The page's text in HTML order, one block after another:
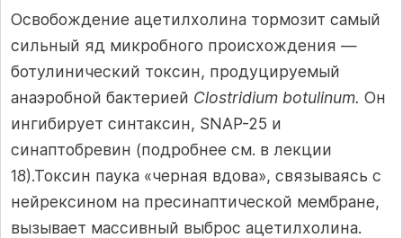
Освобождение ацетилхолина тормозит самый
сильный яд микробного происхождения —
ботулинический токсин, продуцируемый
анаэробной бактерией Clostridium botulinum. Он
ингибирует синтаксин, SNAP-25 и
синаптобревин (подробнее см. в лекции
18).Токсин паука «черная вдова», связываясь с
нейрексином на пресинаптической мембране,
вызывает массивный выброс ацетилхолина.